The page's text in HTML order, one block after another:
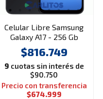
Celular Libre Samsung
Galaxy A17 - 256 Gb
Sm-a176bkzkzaro
Negro
$816.749
9 cuotas sin interés de
$90.750
Precio con transferencia
$674.999